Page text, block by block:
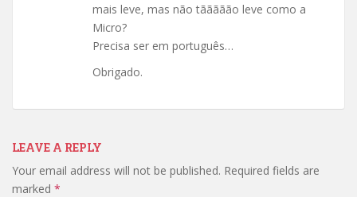
mais leve, mas não tããããão leve como a
Micro?
Precisa ser em português…
Obrigado.
LEAVE A REPLY
Your email address will not be published. Required fields are
marked *